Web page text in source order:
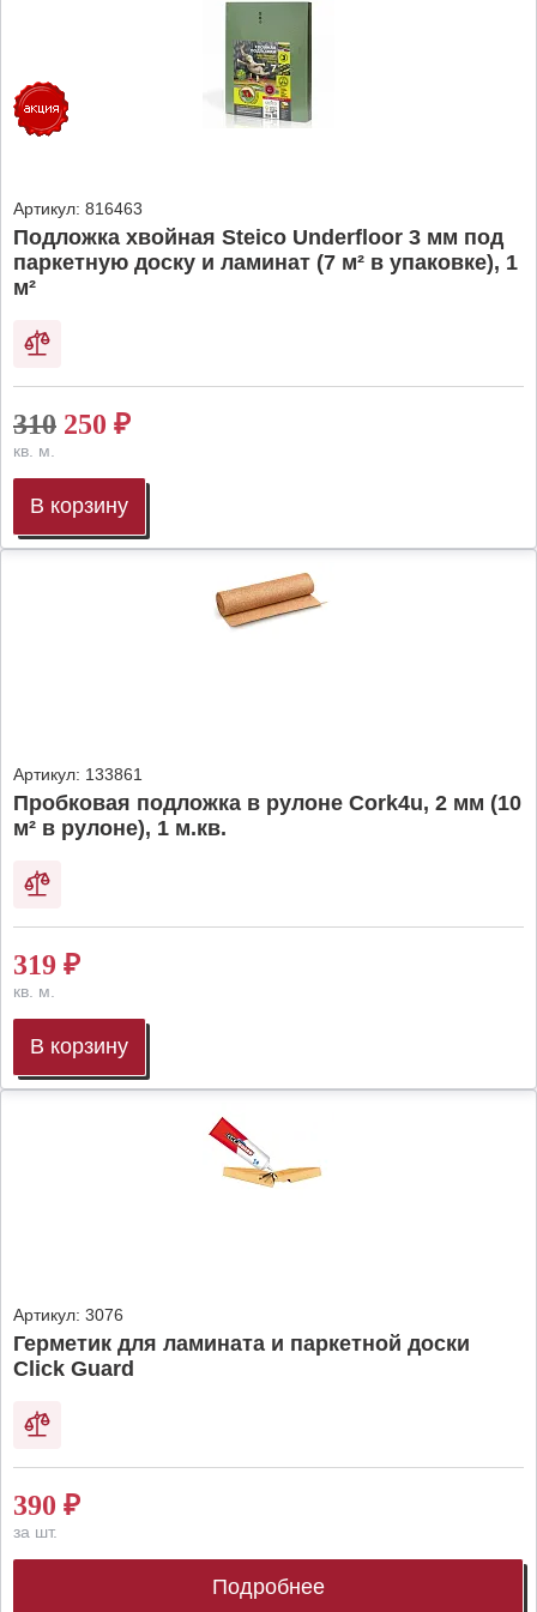
Артикул: 816463
Подложка хвойная Steico Underfloor 3 мм под
паркетную доску и ламинат (7 м² в упаковке), 1
м²
310 250 ₽
кв. м.
В корзину
Артикул: 133861
Пробковая подложка в рулоне Cork4u, 2 мм (10
м² в рулоне), 1 м.кв.
319 ₽
кв. м.
В корзину
Артикул: 3076
Герметик для ламината и паркетной доски
Click Guard
390 ₽
за шт.
Подробнее